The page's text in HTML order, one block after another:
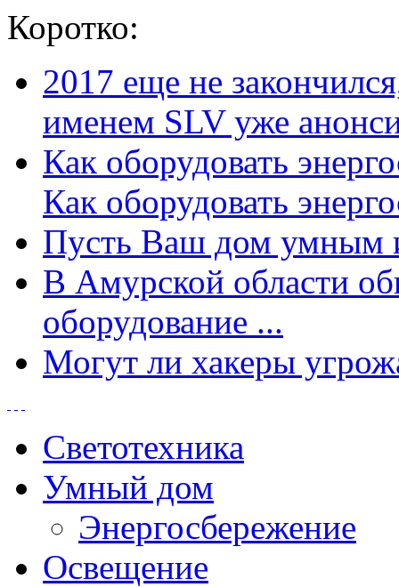
Коротко:
2017 еще не
именем SLV уже
Как оборудовать
Как оборудовать
Пусть Ваш дом умным
В Амурской области
оборудование ...
Могут ли хакеры
Светотехника
Умный дом
Энергосбережение
Освещение